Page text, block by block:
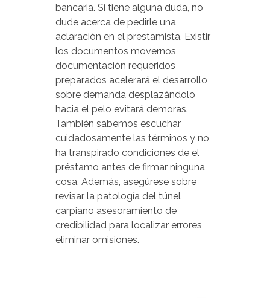
bancaria. Si tiene alguna duda, no
dude acerca de pedirle una
aclaración en el prestamista. Existir
los documentos movernos
documentación requeridos
preparados acelerará el desarrollo
sobre demanda desplazándolo
hacia el pelo evitará demoras.
También sabemos escuchar
cuidadosamente las términos y no
ha transpirado condiciones de el
préstamo antes de firmar ninguna
cosa. Además, asegúrese sobre
revisar la patologí­a del túnel
carpiano asesoramiento de
credibilidad para localizar errores
eliminar omisiones.